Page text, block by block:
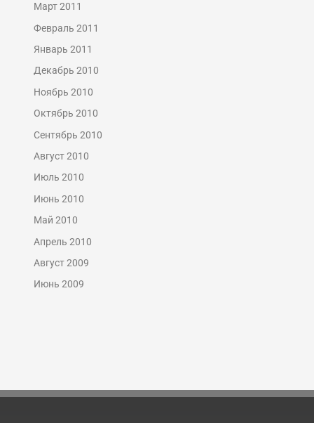
Март 2011
Февраль 2011
Январь 2011
Декабрь 2010
Ноябрь 2010
Октябрь 2010
Сентябрь 2010
Август 2010
Июль 2010
Июнь 2010
Май 2010
Апрель 2010
Август 2009
Июнь 2009